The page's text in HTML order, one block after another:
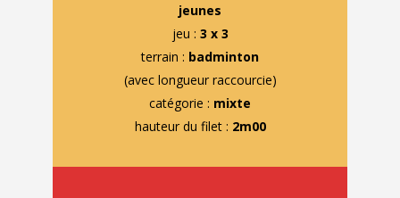
jeunes
jeu : 3 x 3
terrain : badminton
(avec longueur raccourcie)
catégorie : mixte
hauteur du filet : 2m00